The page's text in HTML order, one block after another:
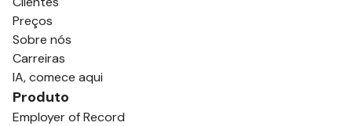
Preços
Sobre nós
Carreiras
IA, comece aqui
Produto
Employer of Record